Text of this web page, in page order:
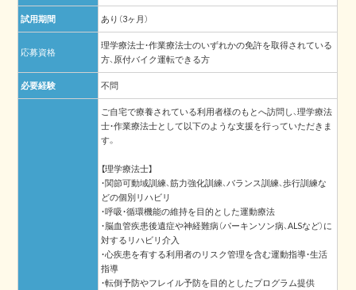
試用期間 あり（3ヶ月）
応募資格
理学療法士・作業療法士のいずれかの免許を取得されている
方、原付バイク運転できる方
必要経験 不問
ご自宅で療養されている利用者様のもとへ訪問し、理学療法
士・作業療法士として以下のような支援を行っていただきま
す。
【理学療法士】
・関節可動域訓練、筋力強化訓練、バランス訓練、歩行訓練な
どの個別リハビリ
・呼吸・循環機能の維持を目的とした運動療法
・脳血管疾患後遺症や神経難病（パーキンソン病、ALSなど）に
対するリハビリ介入
・心疾患を有する利用者のリスク管理を含む運動指導・生活
指導
・転倒予防やフレイル予防を目的としたプログラム提供